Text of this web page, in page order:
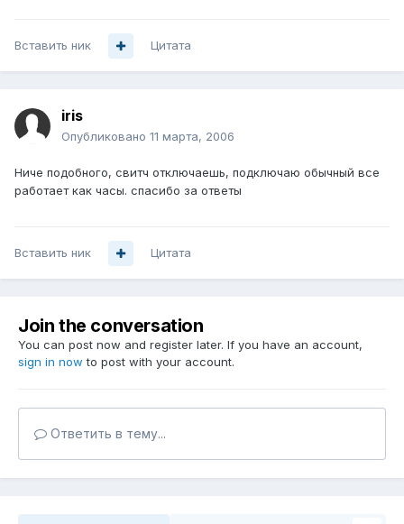
Вставить ник Цитата
iris
Опубликовано 11 марта, 2006
Ниче подобного, свитч отключаешь, подключаю обычный все
работает как часы. спасибо за ответы
Вставить ник Цитата
Join the conversation
You can post now and register later. If you have an account,
sign in now to post with your account.
Ответить в тему...